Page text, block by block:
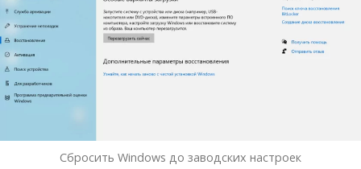
Сбросить Windows до заводских настроек